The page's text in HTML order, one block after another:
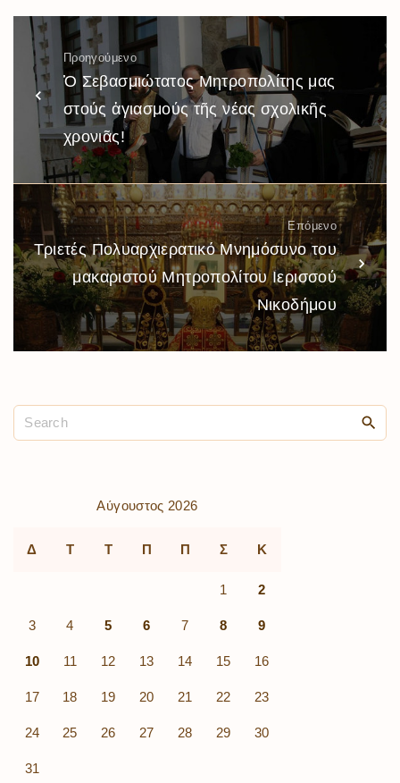
Προηγούμενο
Ὁ Σεβασμιώτατος Μητροπολίτης μας
στούς ἁγιασμούς τῆς νέας σχολικῆς
χρονιᾶς!
Επόμενο
Τριετές Πολυαρχιερατικό Μνημόσυνο του
μακαριστού Μητροπολίτου Ιερισσού
Νικοδήμου
Αύγουστος 2026
Δ Τ Τ Π Π Σ Κ
1 2
3 4 5 6 7 8 9
10 11 12 13 14 15 16
17 18 19 20 21 22 23
24 25 26 27 28 29 30
31